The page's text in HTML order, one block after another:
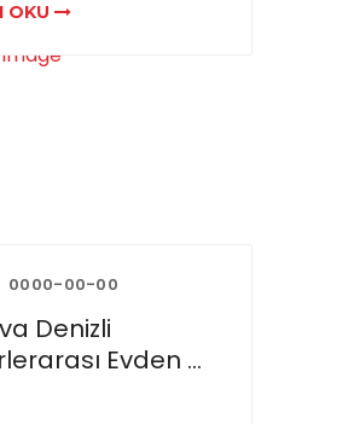
OKU
0000-00-00
Denizli
Evden ...